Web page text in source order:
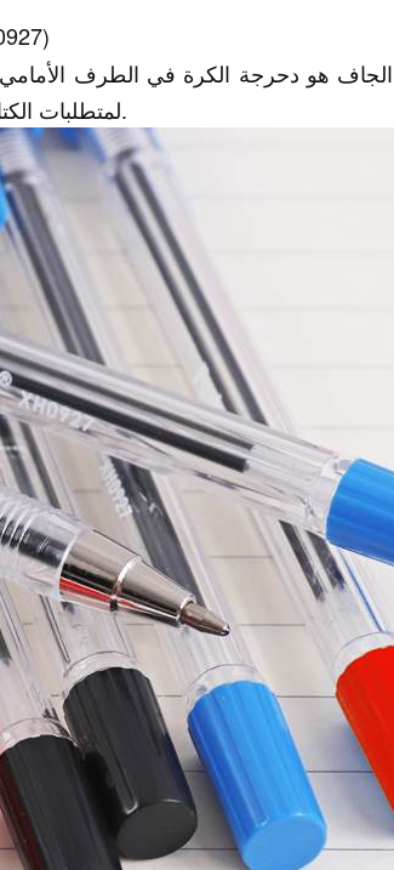
الجاف هو دحرجة الكرة في الطرف
لمتطلبات الكتابة المختلفة وله هيكل بسيط وملمس مريح.